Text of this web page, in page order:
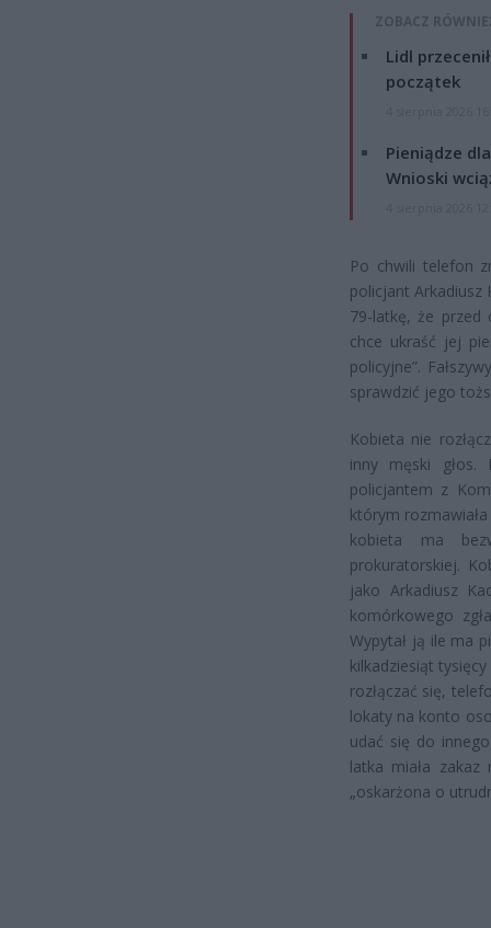
ZOBACZ
Lidl
początek
Pieniądze
Wnioski
Po chwili telefon
policjant Arkadiusz
79-latkę, że przed
chce ukraść jej
policyjne”.
sprawdzić jego
Kobieta nie
inny męski głos.
policjantem z
którym
kobieta ma
prokuratorskiej.
jako Arkadiusz
komórkowego
Wypytał ją ile ma
kilkadziesiąt
rozłączać się,
lokaty na konto
udać się do
latka miała
„oskarżona o